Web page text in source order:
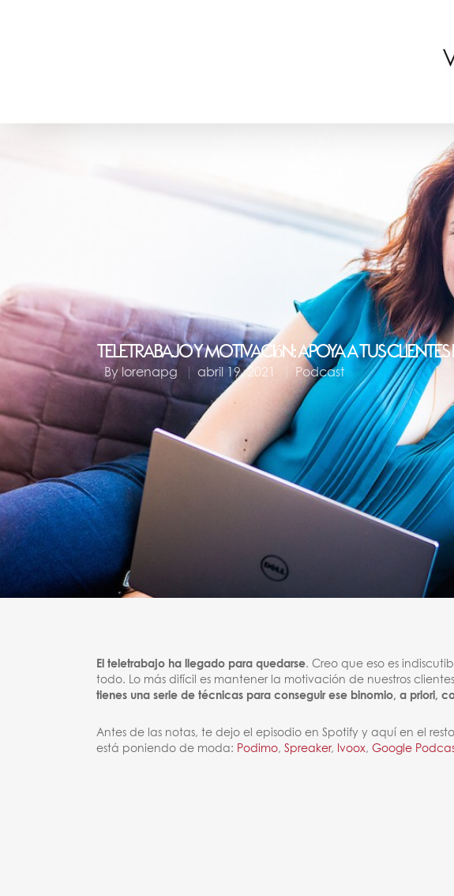
Teletrabajo Y Motivación: Apoya A Tus
By lorenapg abril 19, 2021 Podcast
El teletrabajo ha llegado para quedarse. Creo que eso es
todo. Lo más difícil es mantener la motivación de nuestros
tienes una serie de técnicas para conseguir ese binomio, a priori,
Antes de las notas, te dejo el episodio en Spotify y aquí en el
está poniendo de moda: Podimo,Spreaker, Ivoox,Google